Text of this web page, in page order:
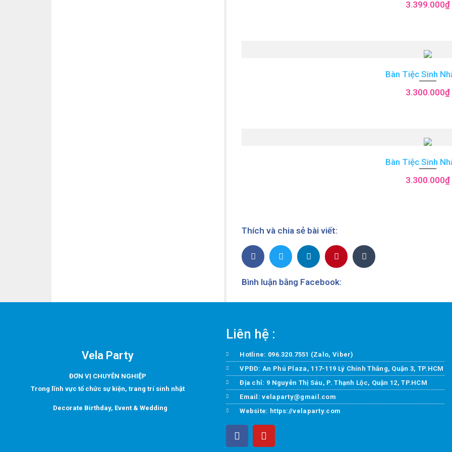
3.399.000₫
Bàn Tiệc Sinh
3.300.000₫
Bàn Tiệc Sinh
3.300.000₫
Thích và chia sẻ bài viết:
Bình luận bằng Facebook:
Vela Party
ĐƠN VỊ CHUYÊN NGHIỆP
Trong lĩnh vực tổ chức sự kiện, trang trí sinh nhật
Decorate Birthday, Event & Wedding
Liên hệ :
Hotline: 096.320.7551 (Zalo, Viber)
VPĐD: An Phú Plaza, 117-119 Lý Chính Thắng, Quận 3, TP.HCM
Địa chỉ: 9 Nguyễn Thị Sáu, P. Thạnh Lộc, Quận 12, TP.HCM
Email: velaparty@gmail.com
Website: https://velaparty.com